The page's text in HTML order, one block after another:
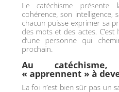
Le catéchisme présente
cohérence, son intelligence,
chacun puisse exprimer sa
des mots et des actes. C’est
d’une personne qui
prochain.
Au
« apprennent » à
La foi n’est bien sûr pas un